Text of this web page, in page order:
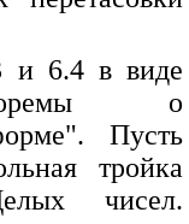
и 6.4 в виде
о
Пусть
тройка
чисел.